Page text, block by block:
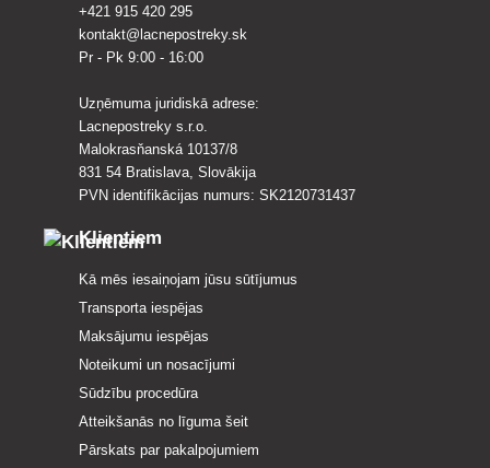
+421 915 420 295
kontakt@lacnepostreky.sk
Pr - Pk 9:00 - 16:00
Uzņēmuma juridiskā adrese:
Lacnepostreky s.r.o.
Malokrasňanská 10137/8
831 54 Bratislava, Slovākija
PVN identifikācijas numurs: SK2120731437
Klientiem
Kā mēs iesaiņojam jūsu sūtījumus
Transporta iespējas
Maksājumu iespējas
Noteikumi un nosacījumi
Sūdzību procedūra
Atteikšanās no līguma šeit
Pārskats par pakalpojumiem